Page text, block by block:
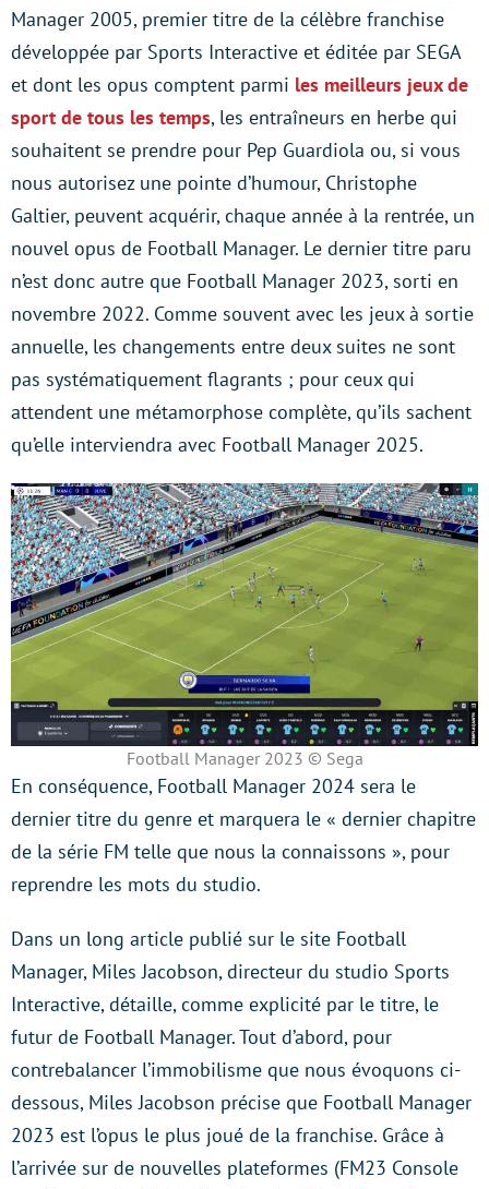
Manager 2005, premier titre de la célèbre franchise
développée par Sports Interactive et éditée par SEGA
et dont les opus comptent parmi les meilleurs jeux de
sport de tous les temps, les entraîneurs en herbe qui
souhaitent se prendre pour Pep Guardiola ou, si vous
nous autorisez une pointe d’humour, Christophe
Galtier, peuvent acquérir, chaque année à la rentrée, un
nouvel opus de Football Manager. Le dernier titre paru
n’est donc autre que Football Manager 2023, sorti en
novembre 2022. Comme souvent avec les jeux à sortie
annuelle, les changements entre deux suites ne sont
pas systématiquement flagrants ; pour ceux qui
attendent une métamorphose complète, qu’ils sachent
qu’elle interviendra avec Football Manager 2025.
Football Manager 2023 © Sega
En conséquence, Football Manager 2024 sera le
dernier titre du genre et marquera le « dernier chapitre
de la série FM telle que nous la connaissons », pour
reprendre les mots du studio.
Dans un long article publié sur le site Football
Manager, Miles Jacobson, directeur du studio Sports
Interactive, détaille, comme explicité par le titre, le
futur de Football Manager. Tout d’abord, pour
contrebalancer l’immobilisme que nous évoquons ci-
dessous, Miles Jacobson précise que Football Manager
2023 est l’opus le plus joué de la franchise. Grâce à
l’arrivée sur de nouvelles plateformes (FM23 Console